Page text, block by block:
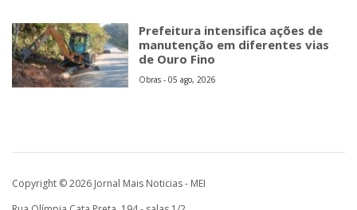
Prefeitura intensifica ações de
manutenção em diferentes vias
de Ouro Fino
Obras - 05 ago, 2026
Copyright © 2026 Jornal Mais Noticias - MEI